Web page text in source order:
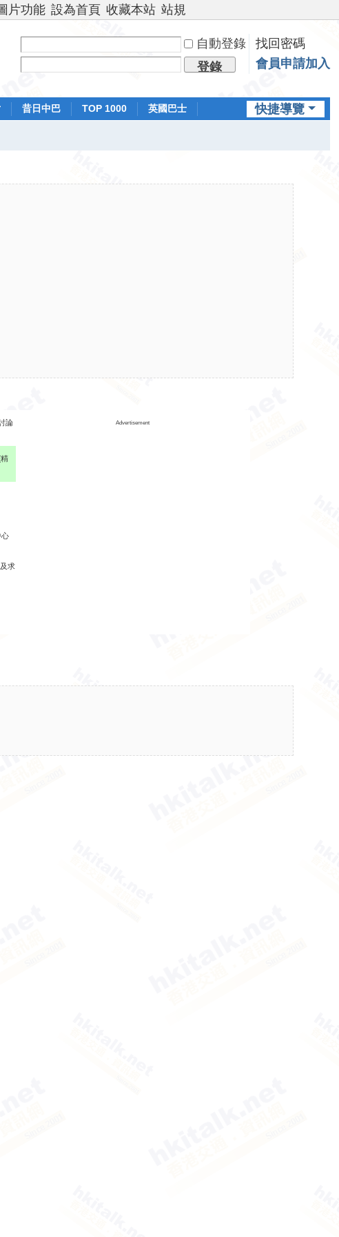
片功能 設為首頁 收藏本站 站規
自動登錄
找回密碼
登錄 會員申請加入
快捷導覽
昔日中巴 TOP 1000
英國巴士
論
Advertisement
心
求